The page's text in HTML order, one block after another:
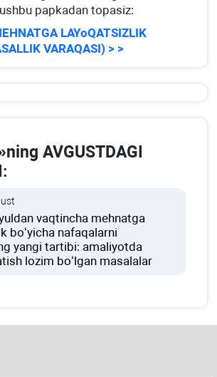
papkadan topasiz:
LAYoQATSIZLIK
VARAQASI) > >
AVGUSTDAGI
vaqtincha mehnatga
boʻyicha nafaqalarni
yangi tartibi: amaliyotda
lozim boʻlgan masalalar